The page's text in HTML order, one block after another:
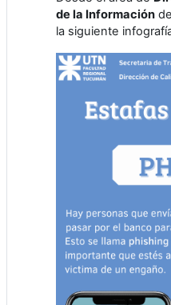
de la Información
la siguiente